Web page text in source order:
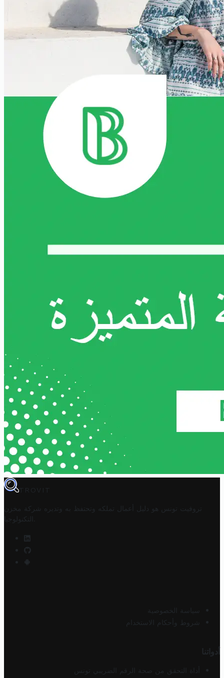
TROVIT
تروفيت تونس هو دليل أعمال تملكه وتحتفظ به وتديره
شركة مخزن
التكنولوجيا
سياسة الخصوصية
شروط وأحكام الاستخدام
أدواتنا
أداة التحقق من صحة الرقم الضريبي تونس